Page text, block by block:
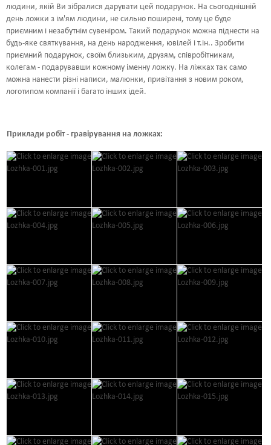
людини, якій Ви зібралися дарувати цей подарунок. На сьогоднішній
день ложки з ім'ям людини, не сильно поширені, тому це буде
приємним і незабутнім сувеніром. Такий подарунок можна піднести на
будь-яке святкування, на день народження, ювілей і т.ін.. Зробити
приємний подарунок, своїм близьким, друзям, співробітникам,
колегам - подарувавши кожному іменну ложку. На ліжках так само
можна нанести різні написи, малюнки, привітання з новим роком,
логотипом компанії і багато інших ідей.
Приклади робіт - гравірування на ложках: